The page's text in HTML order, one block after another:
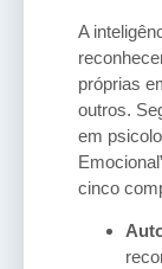
A
próprias
outros.
em
cinco